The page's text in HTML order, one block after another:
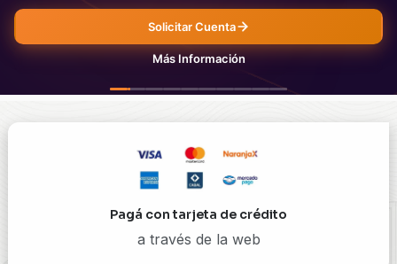
Solicitar Cuenta
Más Información
Pagá con tarjeta de crédito
a través de la web